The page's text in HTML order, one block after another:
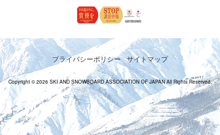
プライバシーポリシー サイトマップ
Copyright © 2026 SKI AND SNOWBOARD ASSOCIATION OF JAPAN All Rights Reserved.